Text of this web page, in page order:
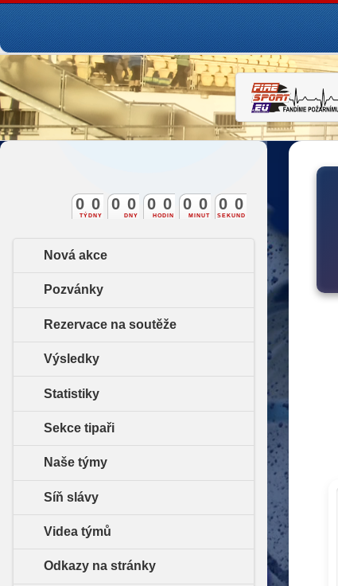
TÝDNY
0 0
DNY
0 0
HODIN
0 0
MINUT
0 0
SEKUND
0 0
Nová akce
Pozvánky
Rezervace na soutěže
Výsledky
Statistiky
Sekce tipaři
Naše týmy
Síň slávy
Videa týmů
Odkazy na stránky